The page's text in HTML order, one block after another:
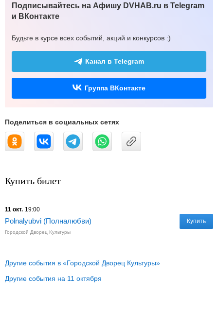
Подписывайтесь на Афишу DVHAB.ru в Telegram
и ВКонтакте
Будьте в курсе всех событий, акций и конкурсов :)
Канал в Telegram
Группа ВКонтакте
Поделиться в социальных сетях
Купить билет
11 окт. 19:00
Polnalyubvi (Полналюбви)
Городской Дворец Культуры
Купить
Другие события в «Городской Дворец Культуры»
Другие события на 11 октября